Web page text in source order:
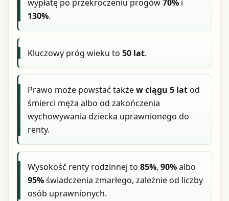
wypłatę po przekroczeniu progów70% i
130%.
Kluczowy próg wieku to50 lat.
Prawo może powstać takżew ciągu 5 latod
śmierci męża albo od zakończenia
wychowywania dziecka uprawnionego do
renty.
Wysokość renty rodzinnej to85%,90%albo
95%świadczenia zmarłego, zależnie od liczby
osób uprawnionych.